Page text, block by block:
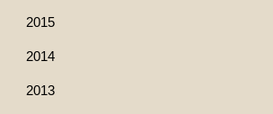
2015
2014
2013